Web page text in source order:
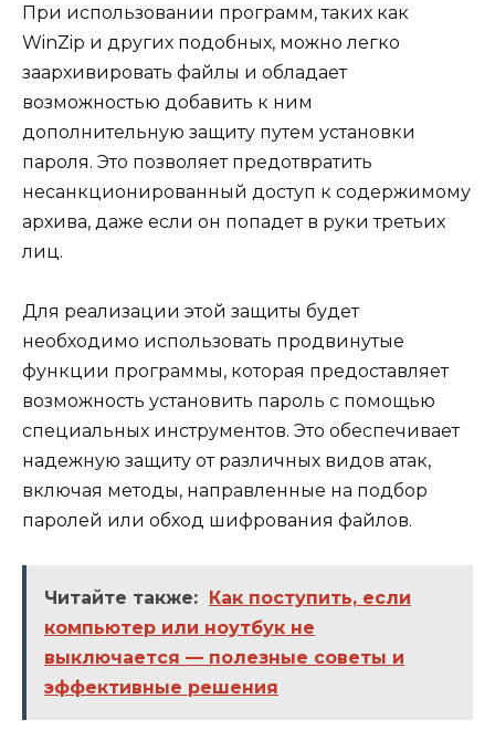
При использовании программ, таких как
WinZip и других подобных, можно легко
заархивировать файлы и обладает
возможностью добавить к ним
дополнительную защиту путем установки
пароля. Это позволяет предотвратить
несанкционированный доступ к содержимому
архива, даже если он попадет в руки третьих
лиц.
Для реализации этой защиты будет
необходимо использовать продвинутые
функции программы, которая предоставляет
возможность установить пароль с помощью
специальных инструментов. Это обеспечивает
надежную защиту от различных видов атак,
включая методы, направленные на подбор
паролей или обход шифрования файлов.
Читайте также:
Как поступить, если
компьютер или ноутбук не
выключается — полезные советы и
эффективные решения